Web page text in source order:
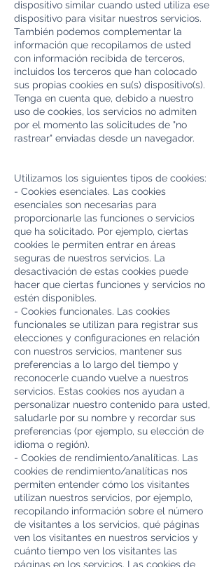
dispositivo similar cuando usted utiliza ese
dispositivo para visitar nuestros servicios.
También podemos complementar la
información que recopilamos de usted
con información recibida de terceros,
incluidos los terceros que han colocado
sus propias cookies en su(s) dispositivo(s).
Tenga en cuenta que, debido a nuestro
uso de cookies, los servicios no admiten
por el momento las solicitudes de "no
rastrear" enviadas desde un navegador.
Utilizamos los siguientes tipos de cookies:
- Cookies esenciales. Las cookies
esenciales son necesarias para
proporcionarle las funciones o servicios
que ha solicitado. Por ejemplo, ciertas
cookies le permiten entrar en áreas
seguras de nuestros servicios. La
desactivación de estas cookies puede
hacer que ciertas funciones y servicios no
estén disponibles.
- Cookies funcionales. Las cookies
funcionales se utilizan para registrar sus
elecciones y configuraciones en relación
con nuestros servicios, mantener sus
preferencias a lo largo del tiempo y
reconocerle cuando vuelve a nuestros
servicios. Estas cookies nos ayudan a
personalizar nuestro contenido para usted,
saludarle por su nombre y recordar sus
preferencias (por ejemplo, su elección de
idioma o región).
- Cookies de rendimiento/analíticas. Las
cookies de rendimiento/analíticas nos
permiten entender cómo los visitantes
utilizan nuestros servicios, por ejemplo,
recopilando información sobre el número
de visitantes a los servicios, qué páginas
ven los visitantes en nuestros servicios y
cuánto tiempo ven los visitantes las
páginas en los servicios. Las cookies de